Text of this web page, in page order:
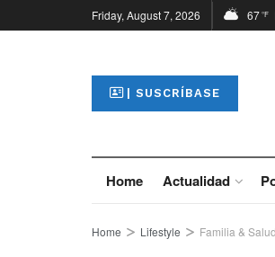
Friday, August 7, 2026 67°F
| SUSCRÍBASE
Home Actualidad
Home Lifestyle Familia & Salud